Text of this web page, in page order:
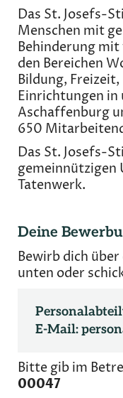
Das St. Josefs-
Menschen mit
Behinderung
den Bereichen
Bildung,
Einrichtungen in
Aschaffenburg
650
Das St. Josefs-
gemeinnützigen
Tatenwerk.
Deine
Bewirb dich
unten oder
E-Mail:
Bitte gib im
00047